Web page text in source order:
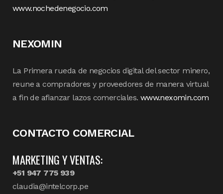
www.nochedenegocio.com
NEXOMIN
La Primera rueda de negocios digital del sector minero,
reune a compradores y proveedores de manera virtual
a fin de afianzar lazos comerciales. www.nexomin.com
CONTACTO COMERCIAL
MARKETING Y VENTAS:
+51 947 775 939
claudia@intelcorp.pe